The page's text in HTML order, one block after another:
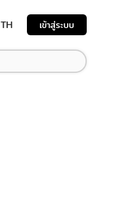
TH เข้าสู่ระบบ